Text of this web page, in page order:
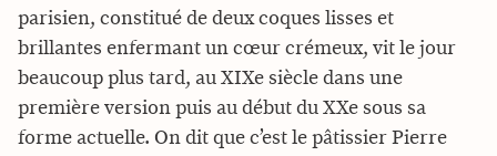
parisien, constitué de deux coques lisses et
brillantes enfermant un cœur crémeux, vit le jour
beaucoup plus tard, au XIXe siècle dans une
première version puis au début du XXe sous sa
forme actuelle. On dit que c’est le pâtissier Pierre